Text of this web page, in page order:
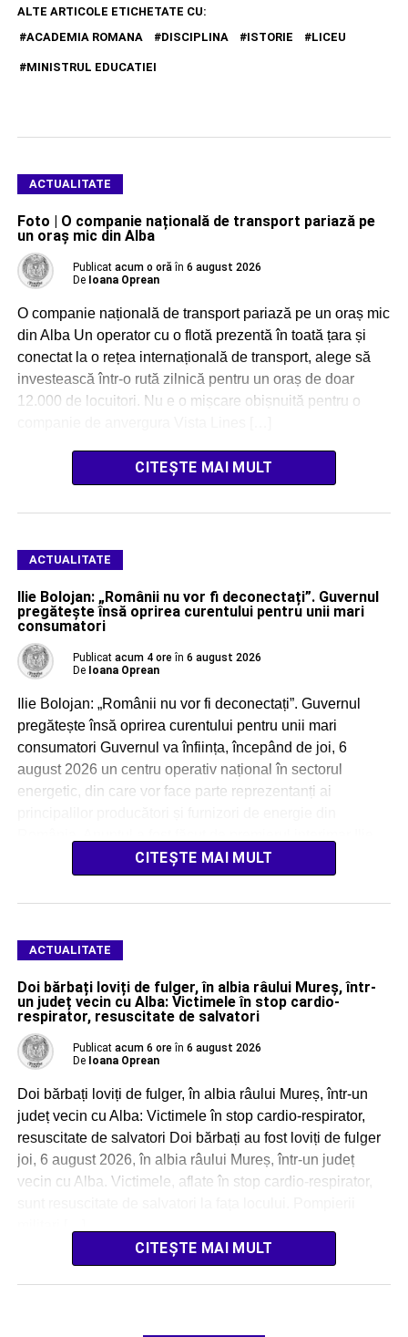
ALTE ARTICOLE ETICHETATE CU:
ACADEMIA ROMANA
DISCIPLINA ISTORIE LICEU
MINISTRUL EDUCATIEI
ACTUALITATE
Foto | O companie națională de transport pariază pe
un oraș mic din Alba
Publicat acum o oră în 6 august 2026
De Ioana Oprean
O companie națională de transport pariază pe un oraș mic
din Alba Un operator cu o flotă prezentă în toată țara și
conectat la o rețea internațională de transport, alege să
investească într-o rută zilnică pentru un oraș de doar
12.000 de locuitori. Nu e o mișcare obișnuită pentru o
CITEȘTE MAI MULT
ACTUALITATE
Ilie Bolojan: „Românii nu vor fi deconectați”. Guvernul
pregătește însă oprirea curentului pentru unii mari
consumatori
Publicat acum 4 ore în 6 august 2026
De Ioana Oprean
Ilie Bolojan: „Românii nu vor fi deconectați”. Guvernul
pregătește însă oprirea curentului pentru unii mari
consumatori Guvernul va înființa, începând de joi, 6
august 2026 un centru operativ național în sectorul
energetic, din care vor face parte reprezentanți ai
CITEȘTE MAI MULT
ACTUALITATE
Doi bărbați loviți de fulger, în albia râului Mureș, într-
un județ vecin cu Alba: Victimele în stop cardio-
respirator, resuscitate de salvatori
Publicat acum 6 ore în 6 august 2026
De Ioana Oprean
Doi bărbați loviți de fulger, în albia râului Mureș, într-un
județ vecin cu Alba: Victimele în stop cardio-respirator,
resuscitate de salvatori Doi bărbați au fost loviți de fulger
joi, 6 august 2026, în albia râului Mureș, într-un județ
vecin cu Alba. Victimele, aflate în stop cardio-respirator,
CITEȘTE MAI MULT